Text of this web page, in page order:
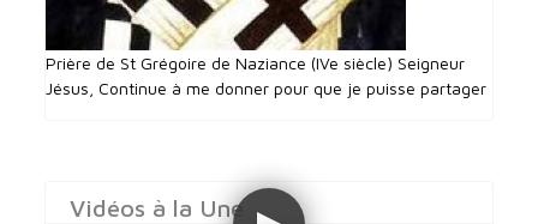
Prière de St Grégoire de Naziance (IVe siècle) Seigneur
Jésus, Continue à me donner pour que je puisse partager
Vidéos à la Une